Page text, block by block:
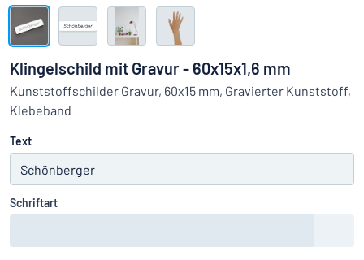
Das Gesuchte nicht gefunden? Schild hier entwerfen
Alle Kategorien anzeigen
Einloggen
Privat /
Klingelschild mit Gravur - 60x15x1,6 mm
Kunststoffschilder Gravur, 60x15 mm, Gravierter Kunststoff,
Klebeband
Text
Schriftart